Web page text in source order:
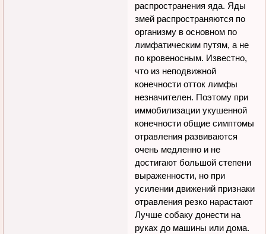
распространения яда. Яды
змей распространяются по
организму в основном по
лимфатическим путям, а не
по кровеносным. Известно,
что из неподвижной
конечности отток лимфы
незначителен. Поэтому при
иммобилизации укушенной
конечности общие симптомы
отравления развиваются
очень медленно и не
достигают большой степени
выраженности, но при
усилении движений признаки
отравления резко нарастают
Лучше собаку донести на
руках до машины или дома.